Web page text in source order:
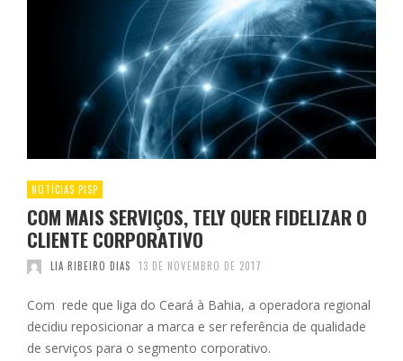
NOTÍCIAS PISP
COM MAIS SERVIÇOS, TELY QUER FIDELIZAR O
CLIENTE CORPORATIVO
LIA RIBEIRO DIAS 13 DE NOVEMBRO DE 2017
Com rede que liga do Ceará à Bahia, a operadora regional
decidiu reposicionar a marca e ser referência de qualidade
de serviços para o segmento corporativo.